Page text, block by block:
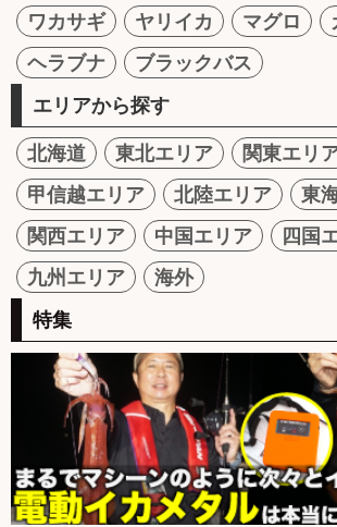
ワカサギ
ヤリイカ マグロ
ヘラブナ
ブラックバス
エリアから探す
北海道 東北エリア
関東エリ
甲信越エリア
北陸エリア
東
関西エリア
中国エリア
四国
九州エリア
海外
特集